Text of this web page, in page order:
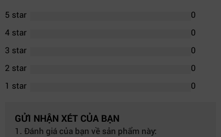
5 star
0
4 star
0
3 star
0
2 star
0
1 star
0
GỬI NHẬN XÉT CỦA BẠN
1. Đánh giá của bạn về sản phẩm này: